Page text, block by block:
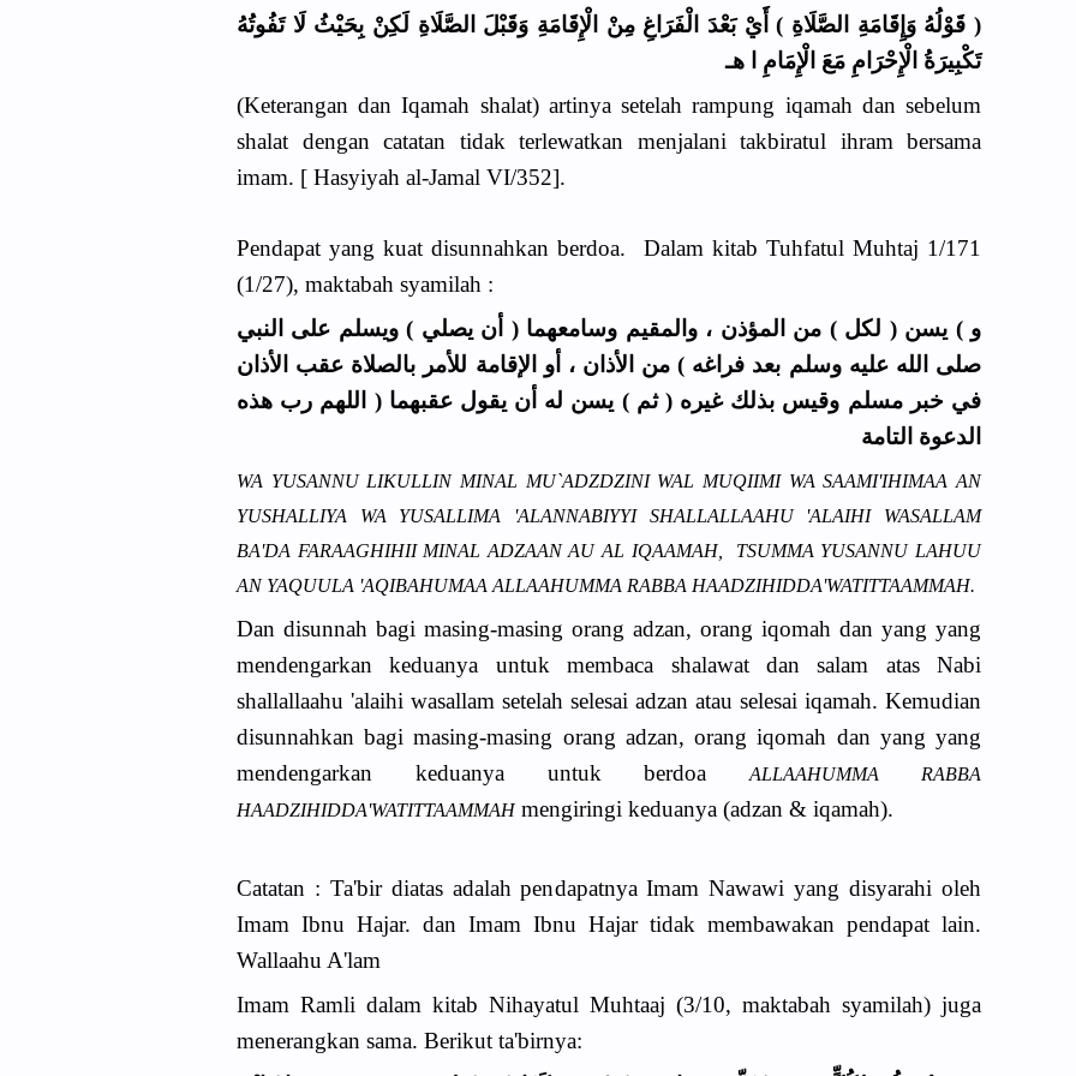
( قَوْلُهُ وَإِقَامَةِ الصَّلَاةِ ) أَيْ بَعْدَ الْفَرَاغِ مِنْ الْإِقَامَةِ وَقَبْلَ الصَّلَاةِ لَكِنْ بِحَيْثُ لَا تَفُوتُهُ
تَكْبِيرَةُ الْإِحْرَامِ مَعَ الْإِمَامِ ا هـ
(Keterangan dan Iqamah shalat) artinya setelah rampung iqamah dan sebelum
shalat dengan catatan tidak terlewatkan menjalani takbiratul ihram bersama
imam. [ Hasyiyah al-Jamal VI/352].
Pendapat yang kuat disunnahkan berdoa. Dalam kitab Tuhfatul Muhtaj 1/171
(1/27), maktabah syamilah :
و ) يسن ( لكل ) من المؤذن ، والمقيم وسامعهما ( أن يصلي ) ويسلم على النبي
صلى الله عليه وسلم بعد فراغه ) من الأذان ، أو الإقامة للأمر بالصلاة عقب الأذان
في خبر مسلم وقيس بذلك غيره ( ثم ) يسن له أن يقول عقبهما ( اللهم رب هذه
الدعوة التامة
WA YUSANNU LIKULLIN MINAL MU`ADZDZINI WAL MUQIIMI WA SAAMI'IHIMAA AN
YUSHALLIYA WA YUSALLIMA 'ALANNABIYYI SHALLALLAAHU 'ALAIHI WASALLAM
BA'DA FARAAGHIHII MINAL ADZAAN AU AL IQAAMAH, TSUMMA YUSANNU LAHUU
AN YAQUULA 'AQIBAHUMAA ALLAAHUMMA RABBA HAADZIHIDDA'WATITTAAMMAH.
Dan disunnah bagi masing-masing orang adzan, orang iqomah dan yang yang
mendengarkan keduanya untuk membaca shalawat dan salam atas Nabi
shallallaahu 'alaihi wasallam setelah selesai adzan atau selesai iqamah. Kemudian
disunnahkan bagi masing-masing orang adzan, orang iqomah dan yang yang
mendengarkan keduanya untuk berdoaALLAAHUMMA RABBA
HAADZIHIDDA'WATITTAAMMAHmengiringi keduanya (adzan & iqamah).
Catatan : Ta'bir diatas adalah pendapatnya Imam Nawawi yang disyarahi oleh
Imam Ibnu Hajar. dan Imam Ibnu Hajar tidak membawakan pendapat lain.
Wallaahu A'lam
Imam Ramli dalam kitab Nihayatul Muhtaaj (3/10, maktabah syamilah) juga
menerangkan sama. Berikut ta'birnya: